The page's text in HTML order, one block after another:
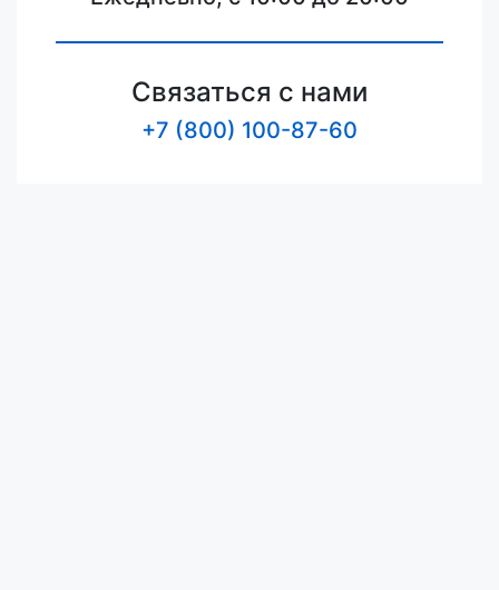
Связаться с нами
+7 (800) 100-87-60